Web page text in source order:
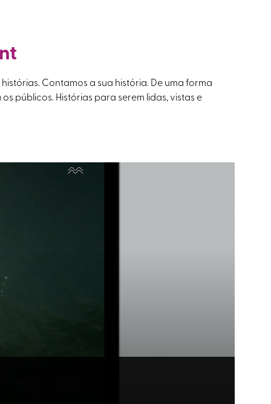
Contamos a sua história. De uma forma
públicos. Histórias para serem lidas, vistas e